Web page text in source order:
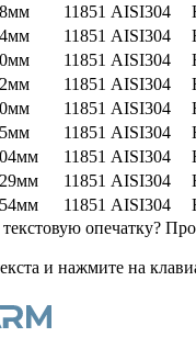
11851 AISI304
11851 AISI304
11851 AISI304
11851 AISI304
11851 AISI304
11851 AISI304
11851 AISI304
11851 AISI304
11851 AISI304
опечатку?
и нажмите на